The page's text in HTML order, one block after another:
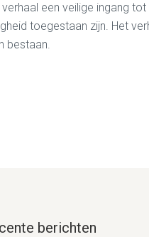
een veilige ingang
toegestaan zijn. Het
bestaan.
berichten